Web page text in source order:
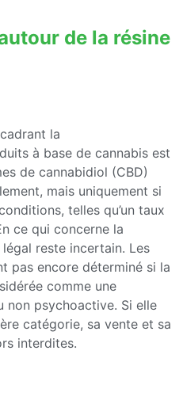
de la résine
la
à base de cannabis est
de cannabidiol (CBD)
mais uniquement si
telles qu’un taux
ce qui concerne la
reste incertain. Les
pas encore déterminé si la
comme une
non psychoactive. Si elle
catégorie, sa vente et sa
interdites.